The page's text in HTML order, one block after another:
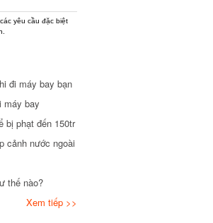
yêu cầu đặc biệt
đi máy bay bạn
bay
phạt đến 150tr
nước ngoài
nào?
Xem tiếp >>